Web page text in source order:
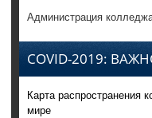
Администрация
COVID-2019:
Карта распространения
мире